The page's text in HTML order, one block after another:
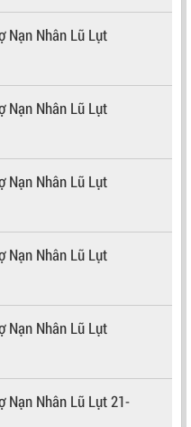
Nạn Nhân Lũ Lụt
Nạn Nhân Lũ Lụt
Nạn Nhân Lũ Lụt
Nạn Nhân Lũ Lụt
Nạn Nhân Lũ Lụt
Nạn Nhân Lũ Lụt 21-